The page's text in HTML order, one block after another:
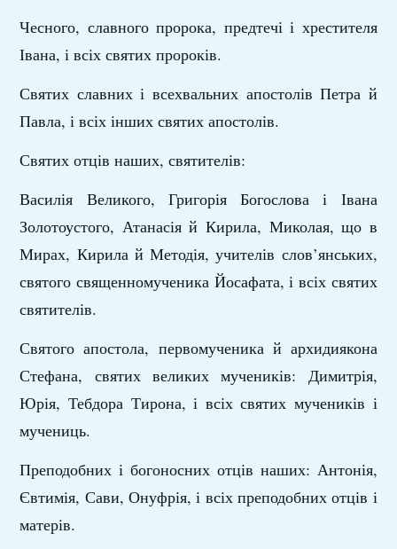
Чесного, славного пророка, предтечі і хрестителя
Івана, і всіх святих пророків.
Святих славних і всехвальних апостолів Петра й
Павла, і всіх інших святих апостолів.
Святих отців наших, святителів:
Василія Великого, Григорія Богослова і Івана
Золотоустого, Атанасія й Кирила, Миколая, що в
Мирах, Кирила й Методія, учителів слов’янських,
святого священномученика Йосафата, і всіх святих
святителів.
Святого апостола, первомученика й архидиякона
Стефана, святих великих мучеників: Димитрія,
Юрія, Тебдора Тирона, і всіх святих мучеників і
мучениць.
Преподобних і богоносних отців наших: Антонія,
Євтимія, Сави, Онуфрія, і всіх преподобних отців і
матерів.